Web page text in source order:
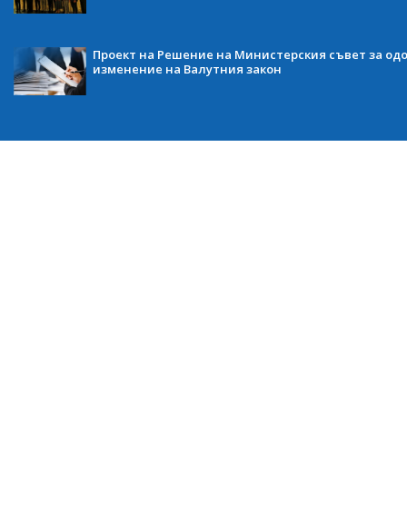
Проект на Решение на Министерския съвет за
изменение на Валутния закон